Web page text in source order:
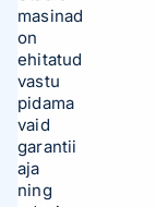
masinad
on
ehitatud
vastu
pidama
vaid
garantii
aja
ning